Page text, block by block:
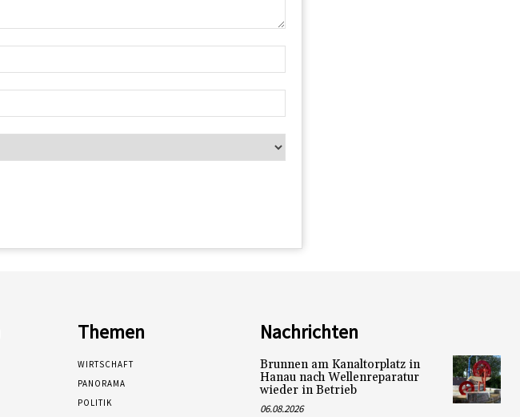
Themen
WIRTSCHAFT
PANORAMA
POLITIK
Nachrichten
Brunnen am Kanaltorplatz in
Hanau nach Wellenreparatur
wieder in Betrieb
06.08.2026